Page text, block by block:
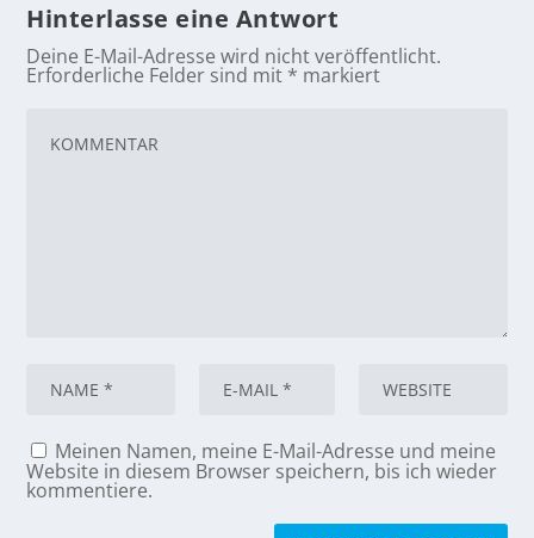
Hinterlasse eine Antwort
Deine E-Mail-Adresse wird nicht veröffentlicht.
Erforderliche Felder sind mit * markiert
Meinen Namen, meine E-Mail-Adresse und meine
Website in diesem Browser speichern, bis ich wieder
kommentiere.